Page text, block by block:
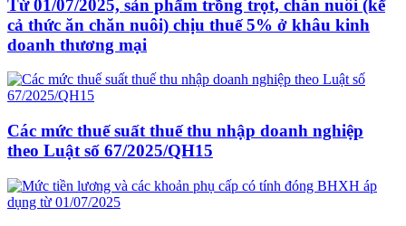
Từ 01/07/2025, sản phẩm trồng trọt, chăn nuôi (kể
cả thức ăn chăn nuôi) chịu thuế 5% ở khâu kinh
doanh thương mại
Các mức thuế suất thuế thu nhập doanh nghiệp
theo Luật số 67/2025/QH15